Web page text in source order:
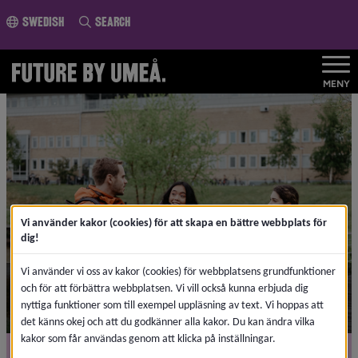
page content
Swedish Search
MENY
Welcome to Umeå
Vi använder kakor (cookies) för att skapa en bättre webbplats för
dig!
Vi använder vi oss av kakor (cookies) för webbplatsens grundfunktioner
och för att förbättra webbplatsen. Vi vill också kunna erbjuda dig
nyttiga funktioner som till exempel uppläsning av text. Vi hoppas att
det känns okej och att du godkänner alla kakor. Du kan ändra vilka
kakor som får användas genom att klicka på inställningar.